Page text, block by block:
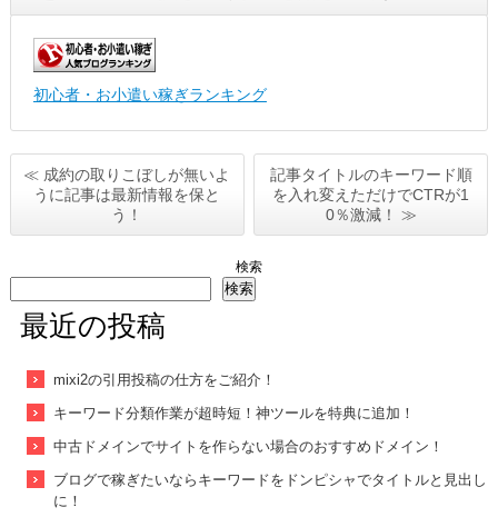
初心者・お小遣い稼ぎランキング
≪ 成約の取りこぼしが無いよ
うに記事は最新情報を保と
う！
記事タイトルのキーワード順
を入れ変えただけでCTRが1
0％激減！ ≫
検索
検索
最近の投稿
mixi2の引用投稿の仕方をご紹介！
キーワード分類作業が超時短！神ツールを特典に追加！
中古ドメインでサイトを作らない場合のおすすめドメイン！
ブログで稼ぎたいならキーワードをドンピシャでタイトルと見出し
に！